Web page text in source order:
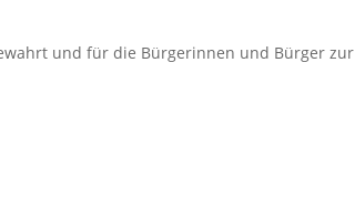
und für die Bürgerinnen und Bürger zur